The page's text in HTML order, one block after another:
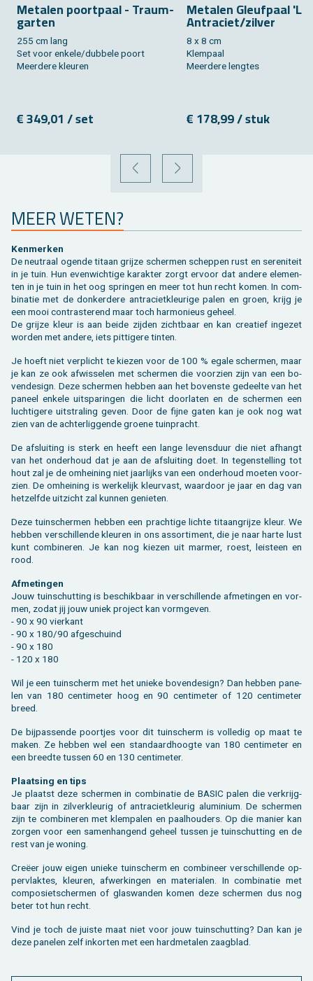
Me­ta­len poort­paal - Traum­
gar­ten
255 cm lang
Set voor en­ke­le/dub­be­le poort
Meer­de­re kleu­ren
€ 349,01 / set
Me­ta­len Gleuf­paal
An­tra­ciet/zil­ver
8 x 8 cm
Klem­paal
Meer­de­re leng­tes
€ 178,99 / stuk
VORIGE VOLGENDE
MEER WETEN?
Ken­mer­ken
De neu­traal ogen­de ti­taan grij­ze scher­men schep­pen rust en se­re­ni­teit
in je tuin. Hun even­wich­ti­ge ka­rak­ter zorgt er­voor dat an­de­re ele­men­
ten in je tuin in het oog sprin­gen en meer tot hun recht komen. In com­
bi­na­tie met de don­ker­de­re an­tra­ciet­kleu­ri­ge palen en groen, krijg je
een mooi con­tras­te­rend maar toch har­mo­ni­eus ge­heel.
De grij­ze kleur is aan beide zij­den zicht­baar en kan cre­a­tief in­ge­zet
wor­den met an­de­re, iets pit­ti­ge­re tin­ten.
Je hoeft niet ver­plicht te kie­zen voor de 100 % egale scher­men, maar
je kan ze ook af­wis­se­len met scher­men die voor­zien zijn van een bo­
ven­de­sign. Deze scher­men heb­ben aan het bo­ven­ste ge­deel­te van het
pa­neel en­ke­le uit­spa­rin­gen die licht door­la­ten en de scher­men een
luch­ti­ge­re uit­stra­ling geven. Door de fijne gaten kan je ook nog wat
zien van de ach­ter­lig­gen­de groe­ne tuin­pracht.
De af­slui­ting is sterk en heeft een lange le­vens­duur die niet af­hangt
van het on­der­houd dat je aan de af­slui­ting doet. In te­gen­stel­ling tot
hout zal je de om­hei­ning niet jaar­lijks van een on­der­houd moe­ten voor­
zien. De om­hei­ning is wer­ke­lijk kleur­vast, waar­door je jaar en dag van
het­zelf­de uit­zicht zal kun­nen ge­nie­ten.
Deze tuin­scher­men heb­ben een prach­ti­ge lich­te ti­taan­grij­ze kleur. We
heb­ben ver­schil­len­de kleu­ren in ons as­sor­ti­ment, die je naar harte lust
kunt com­bi­ne­ren. Je kan nog kie­zen uit mar­mer, roest, lei­steen en
rood.
Af­me­tin­gen
Jouw tuin­schut­ting is be­schik­baar in ver­schil­len­de af­me­tin­gen en vor­
men, zodat jij jouw uniek pro­ject kan vorm­ge­ven.
- 90 x 90 vier­kant
- 90 x 180/90 af­ge­schuind
- 90 x 180
- 120 x 180
Wil je een tuin­scherm met het unie­ke bo­ven­de­sign? Dan heb­ben pa­ne­
len van 180 cen­ti­me­ter hoog en 90 cen­ti­me­ter of 120 cen­ti­me­ter
breed.
De bij­pas­sen­de poort­jes voor dit tuin­scherm is vol­le­dig op maat te
maken. Ze heb­ben wel een stan­daard­hoog­te van 180 cen­ti­me­ter en
een breed­te tus­sen 60 en 130 cen­ti­me­ter.
Plaat­sing en tips
Je plaatst deze scher­men in com­bi­na­tie de BASIC palen die ver­krijg­
baar zijn in zil­ver­kleu­rig of an­tra­ciet­kleu­rig alu­mi­ni­um. De scher­men
zijn te com­bi­ne­ren met klem­pa­len en paal­hou­ders. Op die ma­nier kan
zor­gen voor een sa­men­han­gend ge­heel tus­sen je tuin­schut­ting en de
rest van je wo­ning.
Creëer jouw eigen unie­ke tuin­scherm en com­bi­neer ver­schil­len­de op­
per­vlak­tes, kleu­ren, af­wer­kin­gen en ma­te­ri­a­len. In com­bi­na­tie met
com­po­siet­scher­men of glas­wan­den komen deze scher­men dus nog
beter tot hun recht.
Vind je toch de juis­te maat niet voor jouw tuin­schut­ting? Dan kan je
deze pa­ne­len zelf in­kor­ten met een hard­me­ta­len zaag­blad.